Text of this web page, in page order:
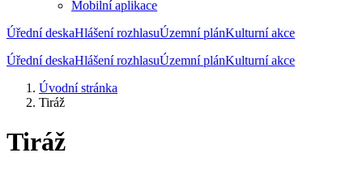
Mobilní aplikace
Úřední deskaHlášení rozhlasuÚzemní plánKulturní akce
Úřední deskaHlášení rozhlasuÚzemní plánKulturní akce
Úvodní stránka
Tiráž
Tiráž